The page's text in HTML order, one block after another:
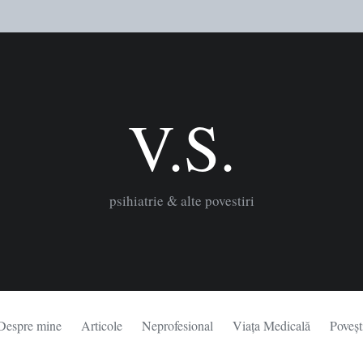
V.S.
psihiatrie & alte povestiri
mine Articole Neprofesional Viața Medicală